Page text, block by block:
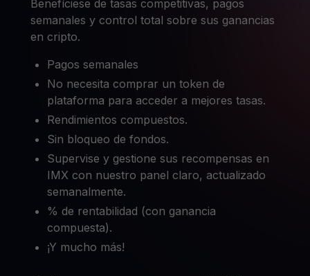
Benefíciese de tasas competitivas, pagos
semanales y control total sobre sus ganancias
en cripto.
Pagos semanales
No necesita comprar un token de
plataforma para acceder a mejores tasas.
Rendimientos compuestos.
Sin bloqueo de fondos.
Supervise y gestione sus recompensas en
IMX con nuestro panel claro, actualizado
semanalmente.
% de rentabilidad (con ganancia
compuesta).
¡Y mucho más!